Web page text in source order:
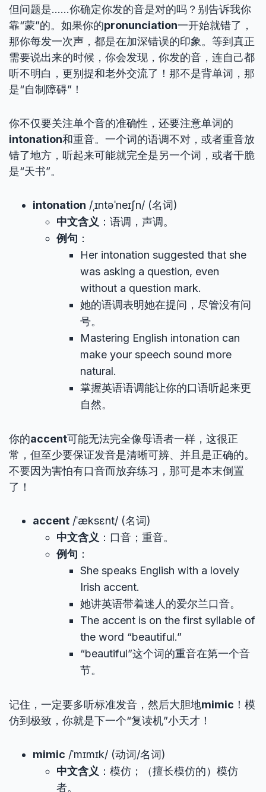
但问题是……你确定你发的音是对的吗？别告诉我你
靠“蒙”的。如果你的pronunciation一开始就错了，
那你每发一次声，都是在加深错误的印象。等到真正
需要说出来的时候，你会发现，你发的音，连自己都
听不明白，更别提和老外交流了！那不是背单词，那
是“自制障碍”！
你不仅要关注单个音的准确性，还要注意单词的
intonation和重音。一个词的语调不对，或者重音放
错了地方，听起来可能就完全是另一个词，或者干脆
是“天书”。
intonation /ˌɪntəˈneɪʃn/ (名词)
中文含义 ：语调，声调。
例句 ：
Her intonation suggested that she
was asking a question, even
without a question mark.
她的语调表明她在提问，尽管没有问
号。
Mastering English intonation can
make your speech sound more
natural.
掌握英语语调能让你的口语听起来更
自然。
你的accent可能无法完全像母语者一样，这很正
常，但至少要保证发音是清晰可辨、并且是正确的。
不要因为害怕有口音而放弃练习，那可是本末倒置
了！
accent /ˈæksɛnt/ (名词)
中文含义 ：口音；重音。
例句 ：
She speaks English with a lovely
Irish accent.
她讲英语带着迷人的爱尔兰口音。
The accent is on the first syllable of
the word “beautiful.”
“beautiful”这个词的重音在第一个音
节。
记住，一定要多听标准发音，然后大胆地mimic ！模
仿到极致，你就是下一个“复读机”小天才！
mimic /ˈmɪmɪk/ (动词/名词)
中文含义 ：模仿；（擅长模仿的）模仿
者。